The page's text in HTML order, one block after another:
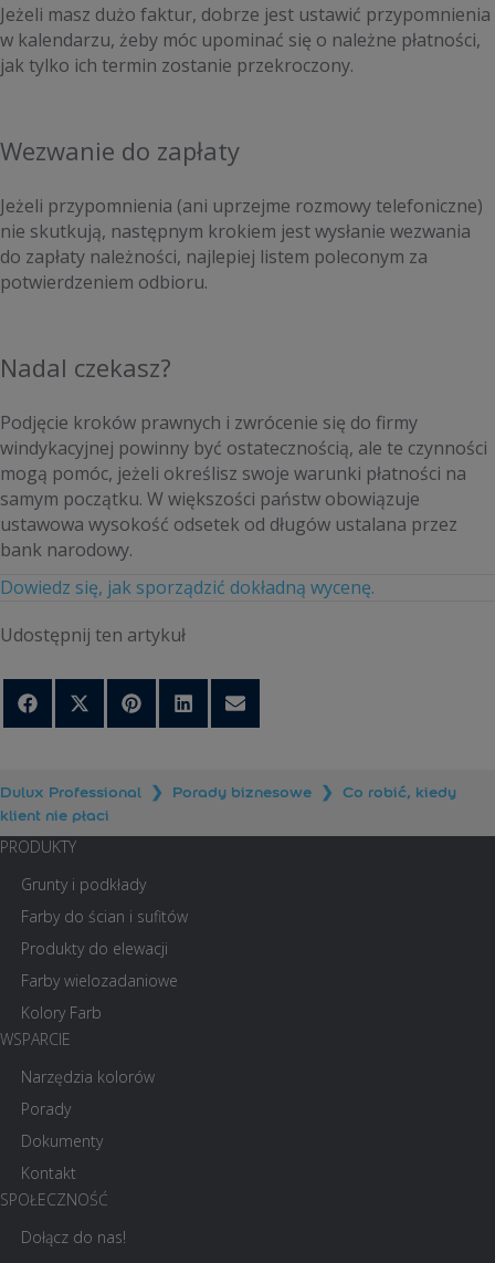
Jeżeli masz dużo faktur, dobrze jest ustawić przypomnienia
w kalendarzu, żeby móc upominać się o należne płatności,
jak tylko ich termin zostanie przekroczony.
Wezwanie do zapłaty
Jeżeli przypomnienia (ani uprzejme rozmowy telefoniczne)
nie skutkują, następnym krokiem jest wysłanie wezwania
do zapłaty należności, najlepiej listem poleconym za
potwierdzeniem odbioru.
Nadal czekasz?
Podjęcie kroków prawnych i zwrócenie się do firmy
windykacyjnej powinny być ostatecznością, ale te czynności
mogą pomóc, jeżeli określisz swoje warunki płatności na
samym początku. W większości państw obowiązuje
ustawowa wysokość odsetek od długów ustalana przez
bank narodowy.
Dowiedz się, jak sporządzić dokładną wycenę.
Udostępnij ten artykuł
Share
on
Share
on
Share
on
Share
on
Share
on
Dulux Professional ❯ Porady biznesowe ❯ Co robić, kiedy
klient nie płaci
PRODUKTY
Grunty i podkłady
Farby do ścian i sufitów
Produkty do elewacji
Farby wielozadaniowe
Kolory Farb
WSPARCIE
Narzędzia kolorów
Porady
Dokumenty
Kontakt
SPOŁECZNOŚĆ
Dołącz do nas!